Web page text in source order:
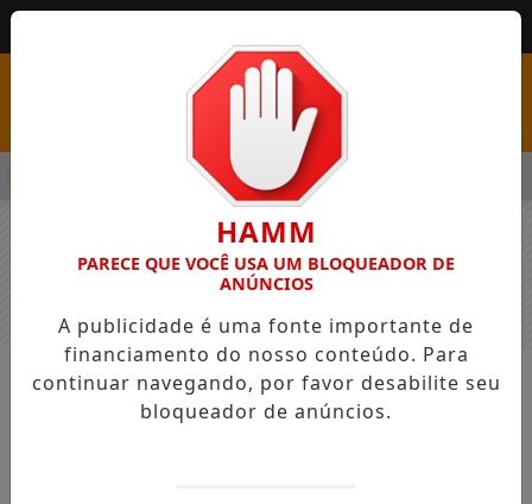
COM VAGAS EM SEIS FUNÇÕES E SALÁRIOS QUE CHEGAM
NOTÍCIAS GERAL
Deputado Evandro Araújo (PSD)
HAMM
PARECE QUE VOCÊ USA UM BLOQUEADOR DE
ANÚNCIOS
A publicidade é uma fonte importante de
financiamento do nosso conteúdo. Para
continuar navegando, por favor desabilite seu
bloqueador de anúncios.